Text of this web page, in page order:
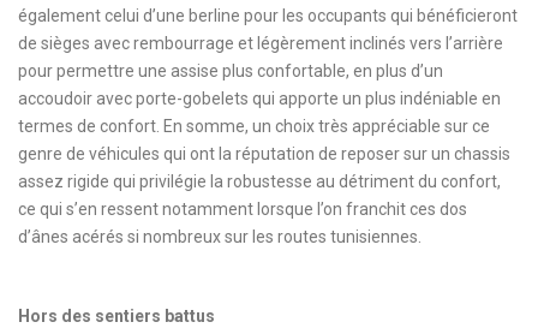
également celui d’une berline pour les occupants qui bénéficieront
de sièges avec rembourrage et légèrement inclinés vers l’arrière
pour permettre une assise plus confortable, en plus d’un
accoudoir avec porte-gobelets qui apporte un plus indéniable en
termes de confort. En somme, un choix très appréciable sur ce
genre de véhicules qui ont la réputation de reposer sur un chassis
assez rigide qui privilégie la robustesse au détriment du confort,
ce qui s’en ressent notamment lorsque l’on franchit ces dos
d’ânes acérés si nombreux sur les routes tunisiennes.
Hors des sentiers battus